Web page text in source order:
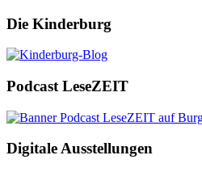
Die Kinderburg
Podcast LeseZEIT
Digitale Ausstellungen